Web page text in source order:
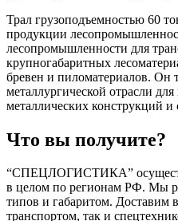
Трал грузоподъемностью 60
продукции
лесопромышленности для
крупногабаритных
бревен и пиломатериалов. Он
металлургической отрасли
металлических конструкций и
Что вы получите?
“СПЕЦЛОГИСТИКА”
в целом по регионам РФ. Мы
типов и габаритом. Доставим
транспортом, так и